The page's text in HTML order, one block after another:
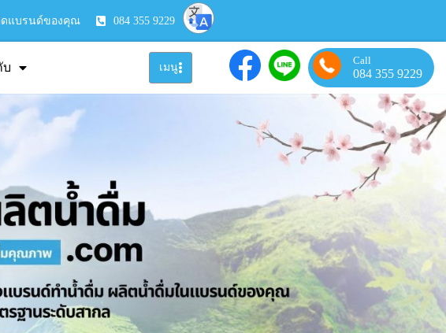
ดแบรนด์ของคุณ 084 355 9229
บ เมนู
Call
084 355 9229